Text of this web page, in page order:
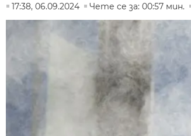
17:38, 06.09.2024
Чете се за: 00:57 мин.